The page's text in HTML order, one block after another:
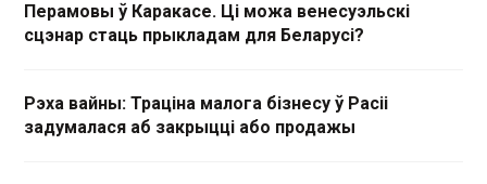
Перамовы ў Каракасе. Ці можа венесуэльскі
сцэнар стаць прыкладам для Беларусі?
Рэха вайны: Траціна малога бізнесу ў Расіі
задумалася аб закрыцці або продажы